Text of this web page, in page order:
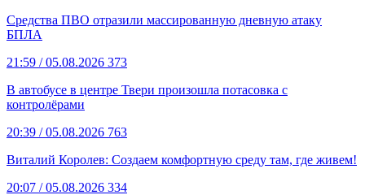
Средства ПВО отразили массированную дневную атаку
БПЛА
21:59 / 05.08.2026 373
В автобусе в центре Твери произошла потасовка с
контролёрами
20:39 / 05.08.2026 763
Виталий Королев: Создаем комфортную среду там, где живем!
20:07 / 05.08.2026 334